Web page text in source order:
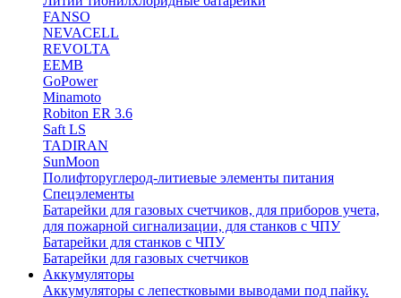
FANSO
NEVACELL
REVOLTA
EEMB
GoPower
Minamoto
Robiton ER 3.6
Saft LS
TADIRAN
SunMoon
Полифторуглерод-литиевые элементы питания
Спецэлементы
Батарейки для газовых счетчиков, для приборов учета,
для пожарной сигнализации, для станков с ЧПУ
Батарейки для станков с ЧПУ
Батарейки для газовых счетчиков
Аккумуляторы
Аккумуляторы с лепестковыми выводами под пайку.